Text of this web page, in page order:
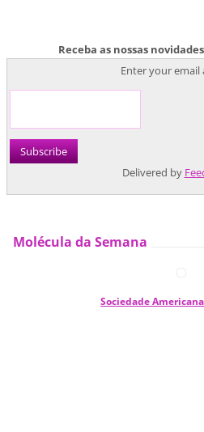
Receba as nossas
Enter your email
Delivered by
Molécula da Semana
Sociedade